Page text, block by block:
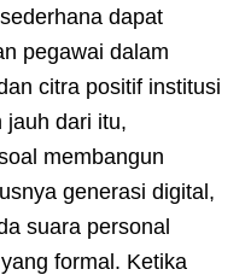
dapat
pegawai dalam
citra positif institusi
jauh dari itu,
membangun
generasi digital,
suara personal
formal. Ketika